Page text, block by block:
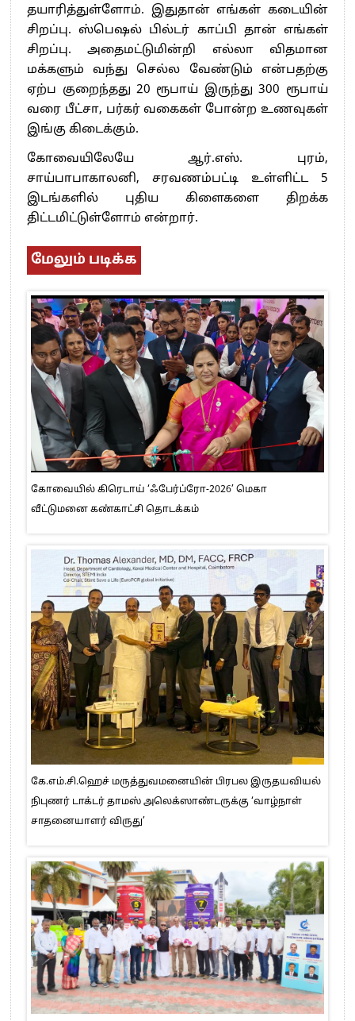
தயாரித்துள்ளோம். இதுதான் எங்கள் கடையின்
சிறப்பு. ஸ்பெஷல் பில்டர் காப்பி தான் எங்கள்
சிறப்பு. அதைமட்டுமின்றி எல்லா விதமான
மக்களும் வந்து செல்ல வேண்டும் என்பதற்கு
ஏற்ப குறைந்தது 20 ரூபாய் இருந்து 300 ரூபாய்
வரை பீட்சா, பர்கர் வகைகள் போன்ற உணவுகள்
இங்கு கிடைக்கும்.
கோவையிலேயே ஆர்.எஸ். புரம்,
சாய்பாபாகாலனி, சரவணம்பட்டி உள்ளிட்ட 5
இடங்களில் புதிய கிளைகளை திறக்க
திட்டமிட்டுள்ளோம் என்றார்.
மேலும் படிக்க
கோவையில் கிரெடாய் ‘ஃபேர்ப்ரோ-2026’ மெகா
வீட்டுமனை கண்காட்சி தொடக்கம்
கே.எம்.சி.ஹெச் மருத்துவமனையின் பிரபல இருதயவியல்
நிபுணர் டாக்டர் தாமஸ் அலெக்ஸாண்டருக்கு ‘வாழ்நாள்
சாதனையாளர் விருது’